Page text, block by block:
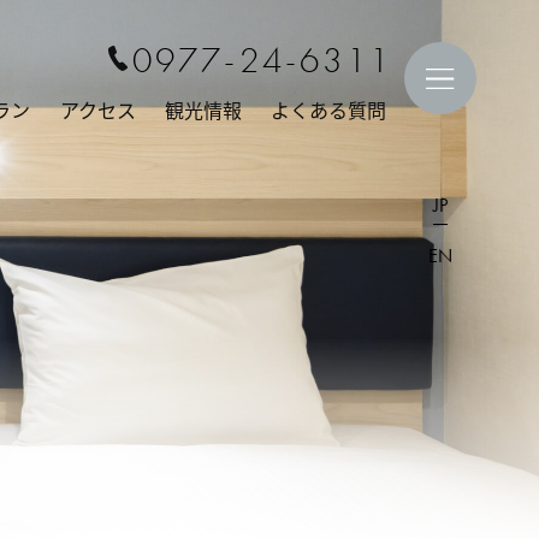
0977-24-6311
ン アクセス 観光情報 よくある質問
JP
EN